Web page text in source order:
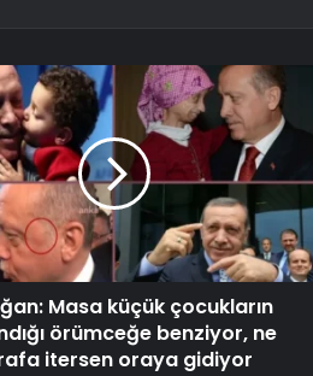
Masa küçük çocukların
örümceğe benziyor, ne
itersen oraya gidiyor